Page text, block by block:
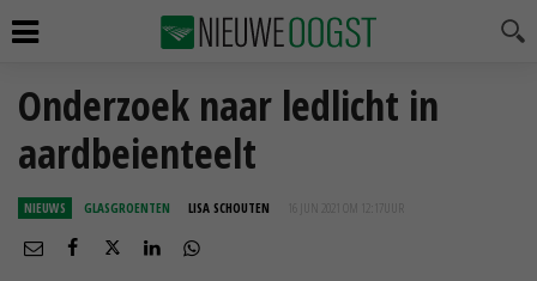
Onderzoek naar ledlicht in
aardbeienteelt
NIEUWS GLASGROENTEN LISA SCHOUTEN 16 JUN 2021 OM 12:17